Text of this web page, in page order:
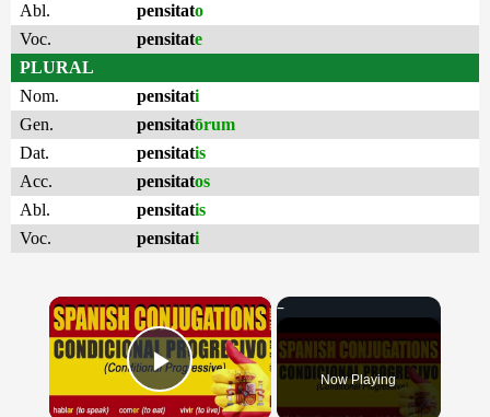
Abl.
pensitato
Voc.
pensitate
PLURAL
Nom.
pensitati
Gen.
pensitatōrum
Dat.
pensitatis
Acc.
pensitatos
Abl.
pensitatis
Voc.
pensitati
×
Play Video Now Playing